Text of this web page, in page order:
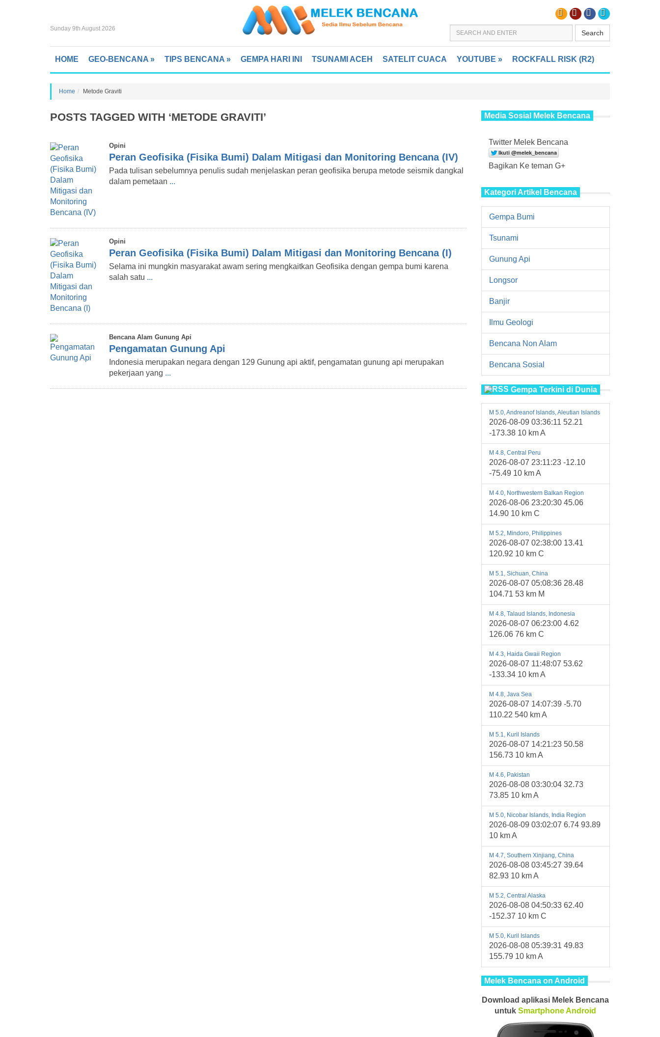
Sunday 9th August 2026
Search
HOME GEO-BENCANA » TIPS BENCANA » GEMPA HARI INI TSUNAMI ACEH SATELIT CUACA YOUTUBE » ROCKFALL RISK (R2)
Home Metode Graviti
POSTS TAGGED WITH ‘METODE GRAVITI’
Opini
Peran Geofisika (Fisika Bumi) Dalam Mitigasi dan Monitoring Bencana (IV)
Pada tulisan sebelumnya penulis sudah menjelaskan peran geofisika berupa metode seismik dangkal
dalam pemetaan ...
Opini
Peran Geofisika (Fisika Bumi) Dalam Mitigasi dan Monitoring Bencana (I)
Selama ini mungkin masyarakat awam sering mengkaitkan Geofisika dengan gempa bumi karena
salah satu ...
Bencana Alam Gunung Api
Pengamatan Gunung Api
Indonesia merupakan negara dengan 129 Gunung api aktif, pengamatan gunung api merupakan
pekerjaan yang ...
Media Sosial Melek Bencana
Twitter Melek Bencana
Bagikan Ke teman G+
Kategori Artikel Bencana
Gempa Bumi
Tsunami
Gunung Api
Longsor
Banjir
Ilmu Geologi
Bencana Non Alam
Bencana Sosial
Gempa Terkini di Dunia
M 5.0, Andreanof Islands, Aleutian Islands
2026-08-09 03:36:11 52.21
-173.38 10 km A
M 4.8, Central Peru
2026-08-07 23:11:23 -12.10
-75.49 10 km A
M 4.0, Northwestern Balkan Region
2026-08-06 23:20:30 45.06
14.90 10 km C
M 5.2, Mindoro, Philippines
2026-08-07 02:38:00 13.41
120.92 10 km C
M 5.1, Sichuan, China
2026-08-07 05:08:36 28.48
104.71 53 km M
M 4.8, Talaud Islands, Indonesia
2026-08-07 06:23:00 4.62
126.06 76 km C
M 4.3, Haida Gwaii Region
2026-08-07 11:48:07 53.62
-133.34 10 km A
M 4.8, Java Sea
2026-08-07 14:07:39 -5.70
110.22 540 km A
M 5.1, Kuril Islands
2026-08-07 14:21:23 50.58
156.73 10 km A
M 4.6, Pakistan
2026-08-08 03:30:04 32.73
73.85 10 km A
M 5.0, Nicobar Islands, India Region
2026-08-09 03:02:07 6.74 93.89
10 km A
M 4.7, Southern Xinjiang, China
2026-08-08 03:45:27 39.64
82.93 10 km A
M 5.2, Central Alaska
2026-08-08 04:50:33 62.40
-152.37 10 km C
M 5.0, Kuril Islands
2026-08-08 05:39:31 49.83
155.79 10 km A
Melek Bencana on Android
Download aplikasi Melek Bencana
untukSmartphoneAndroid